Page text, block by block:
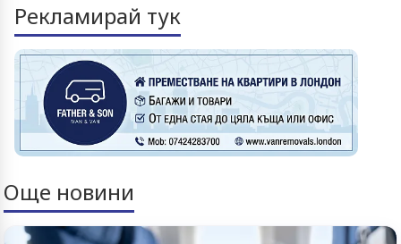
Рекламирай тук
Още новини